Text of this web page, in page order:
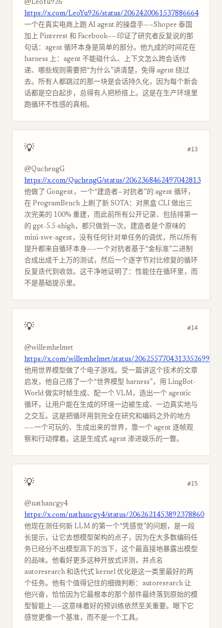
@LeoYu926
https://x.com/LeoYu926/status/2062420061537886664
一个在真实电商上跑 AI agent 的操盘手——Shopee 泰国
加上 Pinterest 和 Facebook——印证了研究者反复说的那
句话：agent 循环本身是简单的部分。他九成的时间花在
harness 上：agent 不能碰什么、上下文怎么跨会话传
递、哪些规则需要把“为什么”讲清楚，免得 agent 绕过
去。所有人都跳过的那一块是会话持久化，因为每个新会
话都是空白起步，总得有人把桥搭上。这是在生产环境里
跑循环不性感的真相。
💡 #13
@QuchengG
https://x.com/QuchengG/status/2062368462497042813
他做了 Gongent，一个“建造者—对抗者”的 agent 循环，
在 ProgramBench 上刷了新 SOTA：对黑盒 CLI 做出三
次完美的 100% 重建，而此前所有公开记录、包括排第一
的 gpt-5.5-xhigh，都只做到一次。建造者是个原味的
mini-swe-agent，没有任何针对单任务的调优，所以所有
提升都来自循环本身——一个对抗者基于“金标准”二进制
合成出成千上万的测试，然后一个逐字节对比修复的循环
反复迭代到收敛。这干净地证明了：性能住在循环里，而
不是基础提示里。
💡 #14
@willemhelmet
https://x.com/willemhelmet/status/2062557704313352699
他用世界模型做了个电子游戏。受一篇讲这个技术的文章
启发，他自己搭了一个“世界模型 harness”，用 LingBot-
World 做实时帧生成、配一个 VLM，造出一个 agentic
循环，让用户能在生成的环境一边被生成、一边真实地与
之交互。这是把循环用到完全在研究和编码之外的地方
——一个可玩的、生成出来的世界，靠一个 agent 逐帧观
察和行动撑着。这是生成式 agent 渗进娱乐的一瞥。
💡 #15
@nathancgy4
https://x.com/nathancgy4/status/2062621453892378860
他现在测任何新 LLM 的第一个“凭感觉”的问题，是一段
长提示，让它去想模型架构的点子，因为在大多数编码任
务已经分不出模型高下的当下，这个最直接地暴露出模型
的品味。他看好更多这种开放式评测，并点名
autoresearch 和迭代式 kernel 优化是这一类里最好的两
个任务。他有个值得记住的细微判断：autoresearch 让
他兴奋，恰恰因为它最根本的那个部件最终落到原始的模
型智能上——这意味着好的预训练依然至关重要。眼下它
感觉更像一个基准，而不是一个工具。